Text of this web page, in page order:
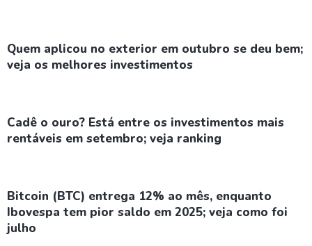
Quem aplicou no exterior em outubro se deu bem;
veja os melhores investimentos
Cadê o ouro? Está entre os investimentos mais
rentáveis em setembro; veja ranking
Bitcoin (BTC) entrega 12% ao mês, enquanto
Ibovespa tem pior saldo em 2025; veja como foi
julho